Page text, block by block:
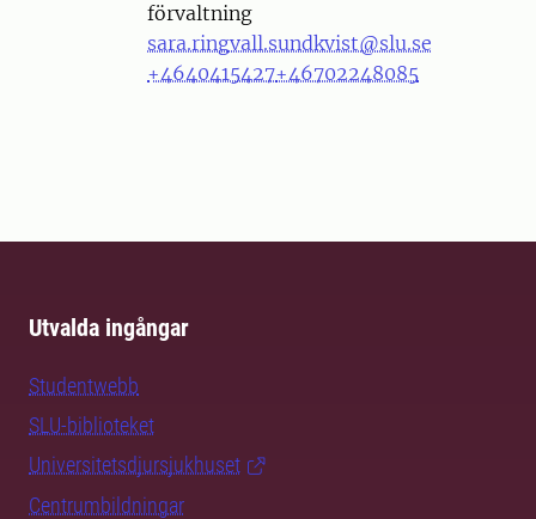
förvaltning
sara.ringvall.sundkvist@slu.se
+4640415427+46702248085
Utvalda ingångar
Studentwebb
SLU-biblioteket
Universitetsdjursjukhuset
Centrumbildningar